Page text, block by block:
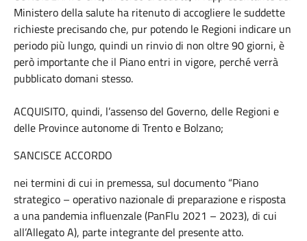
Ministero della salute ha ritenuto di accogliere le suddette
richieste precisando che, pur potendo le Regioni indicare un
periodo più lungo, quindi un rinvio di non oltre 90 giorni, è
però importante che il Piano entri in vigore, perché verrà
pubblicato domani stesso.
ACQUISITO, quindi, l’assenso del Governo, delle Regioni e
delle Province autonome di Trento e Bolzano;
SANCISCE ACCORDO
nei termini di cui in premessa, sul documento “Piano
strategico – operativo nazionale di preparazione e risposta
a una pandemia influenzale (PanFlu 2021 – 2023), di cui
all’Allegato A), parte integrante del presente atto.